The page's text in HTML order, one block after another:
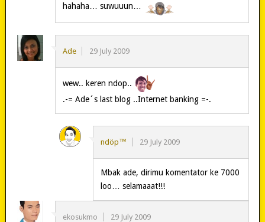
hahaha… suwuuun…
Ade 29 July 2009
wew.. keren ndop..
.-= Ade´s last blog ..Internet banking =-.
ndöp™ 29 July 2009
Mbak ade, dirimu komentator ke 7000
loo… selamaaat!!!
ekosukmo 29 July 2009